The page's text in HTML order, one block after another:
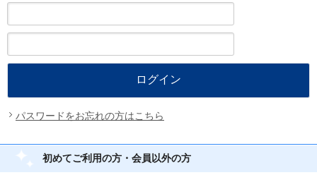
パスワードをお忘れの方はこちら
初めてご利用の方・会員以外の方